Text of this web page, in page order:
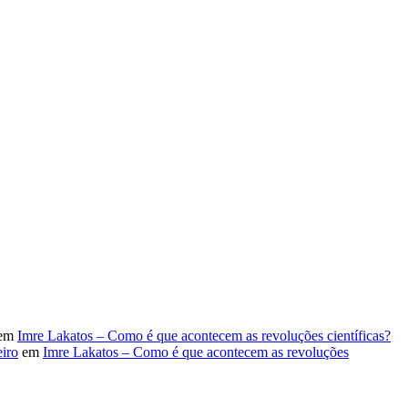
Imre Lakatos – Como é que acontecem as revoluções científicas?
em Imre Lakatos – Como é que acontecem as revoluções